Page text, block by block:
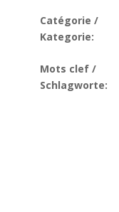
Catégorie /
Kategorie:
Mots clef /
Schlagworte: